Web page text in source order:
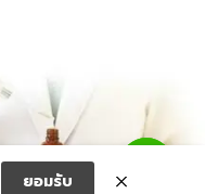
ยอมรับ
Add friend